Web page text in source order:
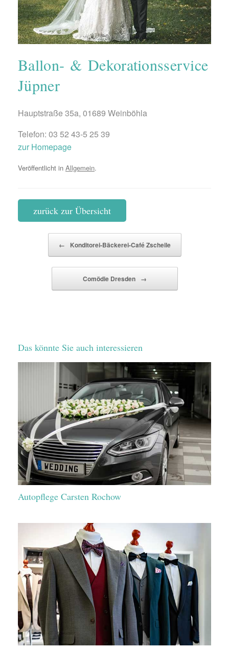
Ballon- & Dekorationsservice
Jüpner
Hauptstraße 35a, 01689 Weinböhla
Telefon: 03 52 43-5 25 39
zur Homepage
Veröffentlicht in Allgemein.
zurück zur Übersicht
← Konditorei-Bäckerei-Café Zscheile
Comödie Dresden →
Das könnte Sie auch interessieren
Autopflege Carsten Rochow